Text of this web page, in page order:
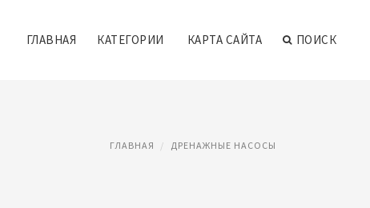
ГЛАВНАЯ КАТЕГОРИИ КАРТА САЙТА ПОИСК
ГЛАВНАЯ ДРЕНАЖНЫЕ НАСОСЫ